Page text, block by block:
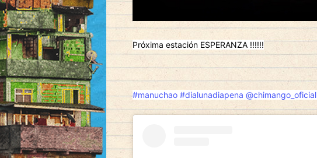
Próxima estación ESPERANZA !!!!!!
#manuchao #dialunadiapena @chimango_oficial